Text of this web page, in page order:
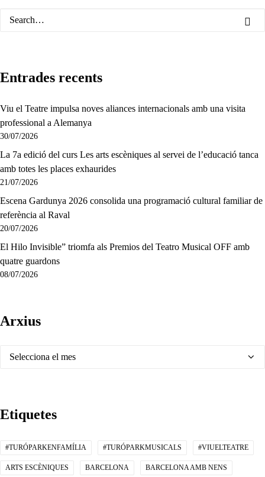
Entrades recents
Viu el Teatre impulsa noves aliances internacionals amb una visita
professional a Alemanya
30/07/2026
La 7a edició del curs Les arts escèniques al servei de l’educació tanca
amb totes les places exhaurides
21/07/2026
Escena Gardunya 2026 consolida una programació cultural familiar de
referència al Raval
20/07/2026
El Hilo Invisible” triomfa als Premios del Teatro Musical OFF amb
quatre guardons
08/07/2026
Arxius
Arxius
Etiquetes
#TURÓPARKENFAMÍLIA #TURÓPARKMUSICALS #VIUELTEATRE
ARTS ESCÈNIQUES BARCELONA BARCELONA AMB NENS